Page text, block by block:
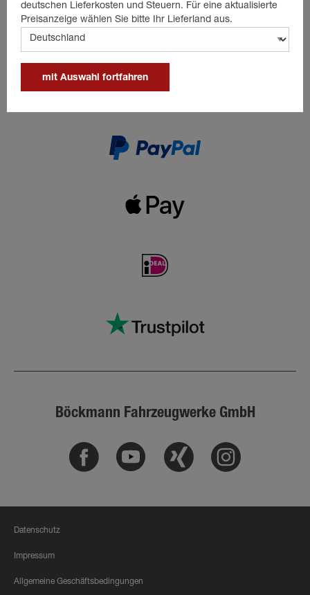
deutschen Lieferkosten und Steuern. Für eine aktualisierte
Preisanzeige wählen Sie bitte Ihr Lieferland aus.
mit Auswahl fortfahren
Böckmann Fahrzeugwerke GmbH
Facebook Youtube Xing Instagram
Datenschutz
Impressum
Allgemeine Geschäftsbedingungen